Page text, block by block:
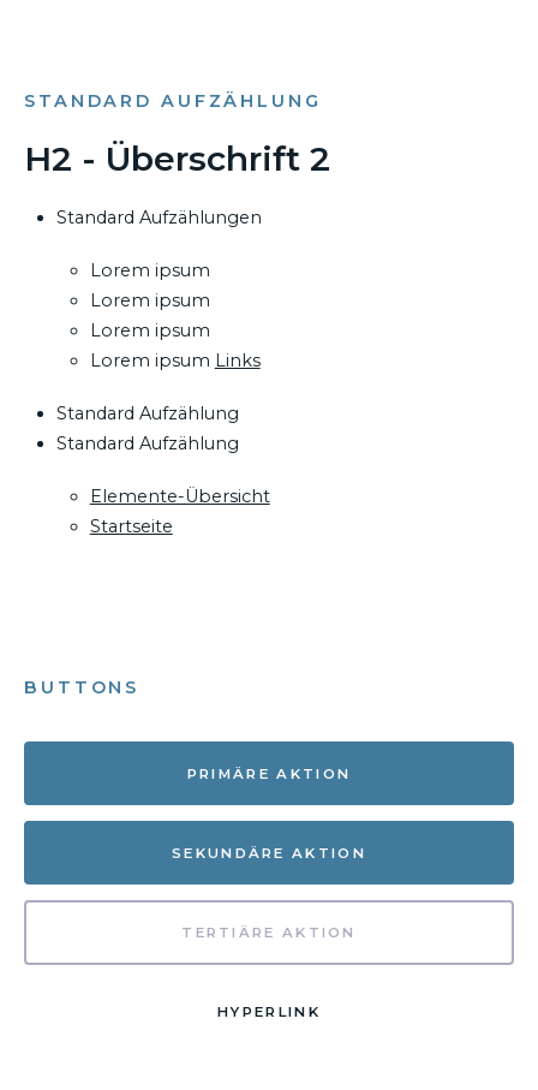
STANDARD AUFZÄHLUNG
H2 - Überschrift 2
Standard Aufzählungen
Lorem ipsum
Lorem ipsum
Lorem ipsum
Lorem ipsum Links
Standard Aufzählung
Standard Aufzählung
Elemente-Übersicht
Startseite
BUTTONS
PRIMÄRE AKTION
SEKUNDÄRE AKTION
TERTIÄRE AKTION
HYPERLINK